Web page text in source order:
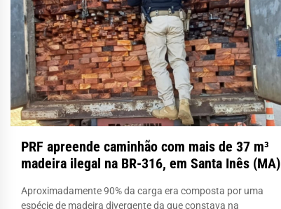
PRF apreende caminhão com mais de 37 m³
madeira ilegal na BR-316, em Santa Inês (MA)
Aproximadamente 90% da carga era composta por uma
espécie de madeira divergente da que constava na